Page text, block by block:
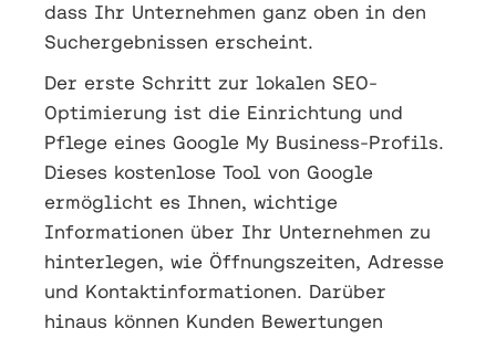
dass Ihr Unternehmen ganz oben in den
Suchergebnissen erscheint.
Der erste Schritt zur lokalen SEO-
Optimierung ist die Einrichtung und
Pflege eines Google My Business-Profils.
Dieses kostenlose Tool von Google
ermöglicht es Ihnen, wichtige
Informationen über Ihr Unternehmen zu
hinterlegen, wie Öffnungszeiten, Adresse
und Kontaktinformationen. Darüber
hinaus können Kunden Bewertungen